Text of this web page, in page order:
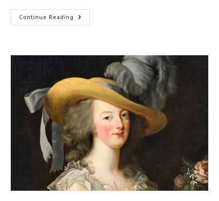
Continue Reading ওয়ার
অব
যুদ্ধ)
সম্পর্কে
টি
চমকপ্রদ
তথ্য